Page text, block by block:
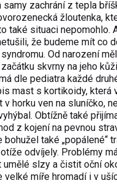
zachrání z tepla
žloutenka,
také situaci nepomohlo.
že budeme mít co
Od narození
skvrny na jeho
dle pediatra každé
mast s kortikoidy, která
v horku ven na sluníčko,
Obtížně také
z kojení na pevnou
bohužel také „popálené“
odvíjely. Problémy
umělé slzy a čistit oční
velké míře hromadí i v